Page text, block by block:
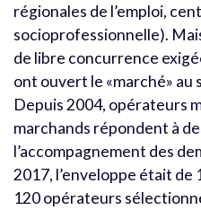
régionales de l’emploi,
socioprofessionnelle).
de libre concurrence
ont ouvert le «marché» au
Depuis 2004, opérateurs
marchands répondent à
l’accompagnement des
2017, l’enveloppe était de
120 opérateurs